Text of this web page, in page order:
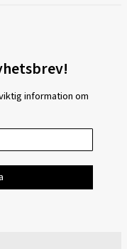
information om